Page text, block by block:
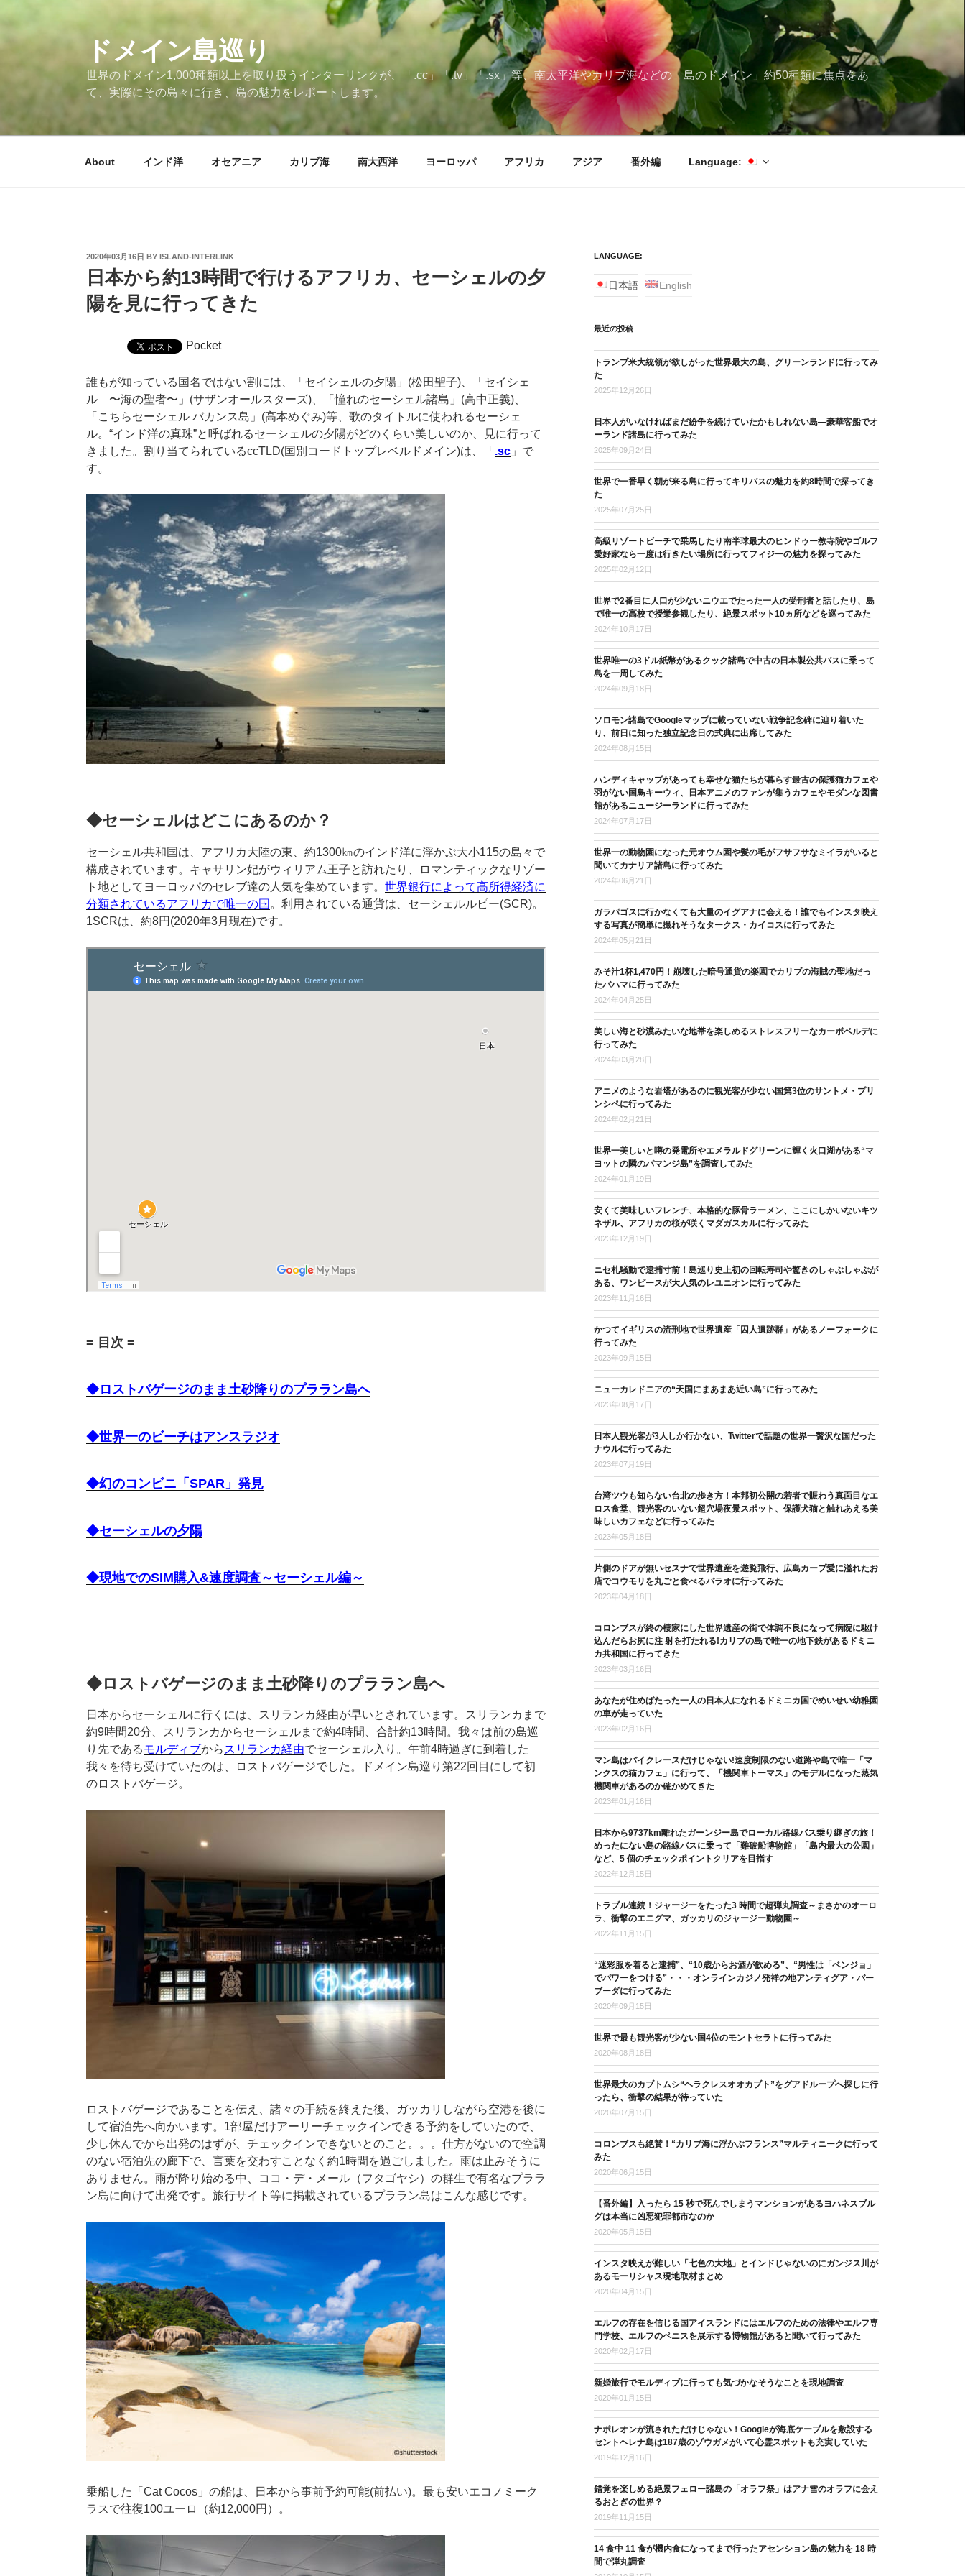
content
ドメイン島巡り
世界のドメイン1,000種類以上を取り扱うインターリンクが、「.cc」「.tv」「.sx」等、南太平洋やカリブ海などの「島のドメイン」約50種類に焦点をあ
て、実際にその島々に行き、島の魅力をレポートします。
About インド洋 オセアニア カリブ海 南大西洋 ヨーロッパ アフリカ アジア 番外編 Language:
POSTED
ON
2020年03月16日 BY ISLAND-INTERLINK
日本から約13時間で行けるアフリカ、セーシェルの夕
陽を見に行ってきた
Pocket
誰もが知っている国名ではない割には、「セイシェルの夕陽」(松田聖子)、「セイシェ
ル 〜海の聖者〜」(サザンオールスターズ)、「憧れのセーシェル諸島」(高中正義)、
「こちらセーシェル バカンス島」(高本めぐみ)等、歌のタイトルに使われるセーシェ
ル。“インド洋の真珠”と呼ばれるセーシェルの夕陽がどのくらい美しいのか、見に行って
きました。割り当てられているccTLD(国別コードトップレベルドメイン)は、「 .sc 」で
す。
◆セーシェルはどこにあるのか？
セーシェル共和国は、アフリカ大陸の東、約1300㎞のインド洋に浮かぶ大小115の島々で
構成されています。キャサリン妃がウィリアム王子と訪れたり、ロマンティックなリゾー
ト地としてヨーロッパのセレブ達の人気を集めています。 世界銀行によって高所得経済に
分類されているアフリカで唯一の国 。利用されている通貨は、セーシェルルピー(SCR)。
1SCRは、約8円(2020年3月現在)です。
= 目次 =
◆ロストバゲージのまま土砂降りのプララン島へ
◆世界一のビーチはアンスラジオ
◆幻のコンビニ「SPAR」発見
◆セーシェルの夕陽
◆現地でのSIM購入&速度調査～セーシェル編～
◆ロストバゲージのまま土砂降りのプララン島へ
日本からセーシェルに行くには、スリランカ経由が早いとされています。スリランカまで
約9時間20分、スリランカからセーシェルまで約4時間、合計約13時間。我々は前の島巡
り先であるモルディブから スリランカ経由でセーシェル入り。午前4時過ぎに到着した
我々を待ち受けていたのは、ロストバゲージでした。ドメイン島巡り第22回目にして初
のロストバゲージ。
ロストバゲージであることを伝え、諸々の手続を終えた後、ガッカリしながら空港を後に
して宿泊先へ向かいます。1部屋だけアーリーチェックインできる予約をしていたので、
少し休んでから出発のはずが、チェックインできないとのこと。。。仕方がないので空調
のない宿泊先の廊下で、言葉を交わすことなく約1時間を過ごしました。雨は止みそうに
ありません。雨が降り始める中、ココ・デ・メール（フタゴヤシ）の群生で有名なプララ
ン島に向けて出発です。旅行サイト等に掲載されているプララン島はこんな感じです。
乗船した「Cat Cocos」の船は、日本から事前予約可能(前払い)。最も安いエコノミーク
ラスで往復100ユーロ（約12,000円）。
LANGUAGE:
日本語 English
最近の投稿
トランプ米大統領が欲しがった世界最大の島、グリーンランドに行ってみ
た
2025年12月26日
日本人がいなければまだ紛争を続けていたかもしれない島―豪華客船でオ
ーランド諸島に行ってみた
2025年09月24日
世界で一番早く朝が来る島に行ってキリバスの魅力を約8時間で探ってき
た
2025年07月25日
高級リゾートビーチで乗馬したり南半球最大のヒンドゥー教寺院やゴルフ
愛好家なら一度は行きたい場所に行ってフィジーの魅力を探ってみた
2025年02月12日
世界で2番目に人口が少ないニウエでたった一人の受刑者と話したり、島
で唯一の高校で授業参観したり、絶景スポット10ヵ所などを巡ってみた
2024年10月17日
世界唯一の3ドル紙幣があるクック諸島で中古の日本製公共バスに乗って
島を一周してみた
2024年09月18日
ソロモン諸島でGoogleマップに載っていない戦争記念碑に辿り着いた
り、前日に知った独立記念日の式典に出席してみた
2024年08月15日
ハンディキャップがあっても幸せな猫たちが暮らす最古の保護猫カフェや
羽がない国鳥キーウィ、日本アニメのファンが集うカフェやモダンな図書
館があるニュージーランドに行ってみた
2024年07月17日
世界一の動物園になった元オウム園や髪の毛がフサフサなミイラがいると
聞いてカナリア諸島に行ってみた
2024年06月21日
ガラパゴスに行かなくても大量のイグアナに会える！誰でもインスタ映え
する写真が簡単に撮れそうなタークス・カイコスに行ってみた
2024年05月21日
みそ汁1杯1,470円！崩壊した暗号通貨の楽園でカリブの海賊の聖地だっ
たバハマに行ってみた
2024年04月25日
美しい海と砂漠みたいな地帯を楽しめるストレスフリーなカーボベルデに
行ってみた
2024年03月28日
アニメのような岩塔があるのに観光客が少ない国第3位のサントメ・プリ
ンシペに行ってみた
2024年02月21日
世界一美しいと噂の発電所やエメラルドグリーンに輝く火口湖がある“マ
ヨットの隣のパマンジ島”を調査してみた
2024年01月19日
安くて美味しいフレンチ、本格的な豚骨ラーメン、ここにしかいないキツ
ネザル、アフリカの桜が咲くマダガスカルに行ってみた
2023年12月19日
ニセ札騒動で逮捕寸前！島巡り史上初の回転寿司や驚きのしゃぶしゃぶが
ある、ワンピースが大人気のレユニオンに行ってみた
2023年11月16日
かつてイギリスの流刑地で世界遺産「囚人遺跡群」があるノーフォークに
行ってみた
2023年09月15日
ニューカレドニアの“天国にまあまあ近い島”に行ってみた
2023年08月17日
日本人観光客が3人しか行かない、Twitterで話題の世界一贅沢な国だった
ナウルに行ってみた
2023年07月19日
台湾ツウも知らない台北の歩き方！本邦初公開の若者で賑わう真面目なエ
ロス食堂、観光客のいない超穴場夜景スポット、保護犬猫と触れあえる美
味しいカフェなどに行ってみた
2023年05月18日
片側のドアが無いセスナで世界遺産を遊覧飛行、広島カープ愛に溢れたお
店でコウモリを丸ごと食べるパラオに行ってみた
2023年04月18日
コロンブスが終の棲家にした世界遺産の街で体調不良になって病院に駆け
込んだらお尻に注 射を打たれる!カリブの島で唯一の地下鉄があるドミニ
カ共和国に行ってきた
2023年03月16日
あなたが住めばたった一人の日本人になれるドミニカ国でめいせい幼稚園
の車が走っていた
2023年02月16日
マン島はバイクレースだけじゃない!速度制限のない道路や島で唯一「マ
ンクスの猫カフェ」に行って、「機関車トーマス」のモデルになった蒸気
機関車があるのか確かめてきた
2023年01月16日
日本から9737km離れたガーンジー島でローカル路線バス乗り継ぎの旅！
めったにない島の路線バスに乗って「難破船博物館」「島内最大の公園」
など、5 個のチェックポイントクリアを目指す
2022年12月15日
トラブル連続！ジャージーをたった3 時間で超弾丸調査～まさかのオーロ
ラ、衝撃のエニグマ、ガッカリのジャージー動物園～
2022年11月15日
“迷彩服を着ると逮捕”、“10歳からお酒が飲める”、“男性は「ベンジョ」
でパワーをつける”・・・オンラインカジノ発祥の地アンティグア・バー
ブーダに行ってみた
2020年09月15日
世界で最も観光客が少ない国4位のモントセラトに行ってみた
2020年08月18日
世界最大のカブトムシ“ヘラクレスオオカブト”をグアドループへ探しに行
ったら、衝撃の結果が待っていた
2020年07月15日
コロンブスも絶賛！“カリブ海に浮かぶフランス”マルティニークに行って
みた
2020年06月15日
【番外編】入ったら 15 秒で死んでしまうマンションがあるヨハネスブル
グは本当に凶悪犯罪都市なのか
2020年05月15日
インスタ映えが難しい「七色の大地」とインドじゃないのにガンジス川が
あるモーリシャス現地取材まとめ
2020年04月15日
エルフの存在を信じる国アイスランドにはエルフのための法律やエルフ専
門学校、エルフのペニスを展示する博物館があると聞いて行ってみた
2020年02月17日
新婚旅行でモルディブに行っても気づかなそうなことを現地調査
2020年01月15日
ナポレオンが流されただけじゃない！Googleが海底ケーブルを敷設する
セントヘレナ島は187歳のゾウガメがいて心霊スポットも充実していた
2019年12月16日
錯覚を楽しめる絶景フェロー諸島の「オラフ祭」はアナ雪のオラフに会え
るおとぎの世界？
2019年11月15日
14 食中 11 食が機内食になってまで行ったアセンション島の魅力を 18 時
間で弾丸調査